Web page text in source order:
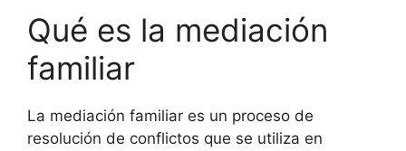
Qué es la mediación
familiar
La mediación familiar es un proceso de
resolución de conflictos que se utiliza en